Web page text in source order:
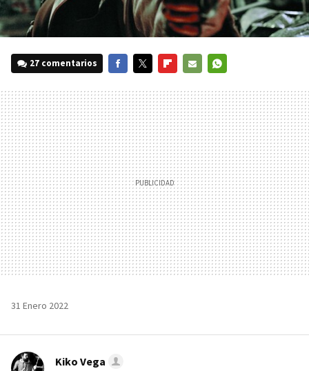
27 comentarios
MAIL
31 Enero 2022
Kiko Vega